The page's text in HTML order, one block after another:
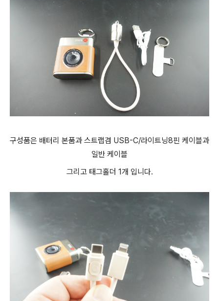
구성품은 배터리 본품과 스트랩겸 USB-C/라이트닝8핀 케이블과
일반 케이블
그리고 태그홀더 1개 입니다.